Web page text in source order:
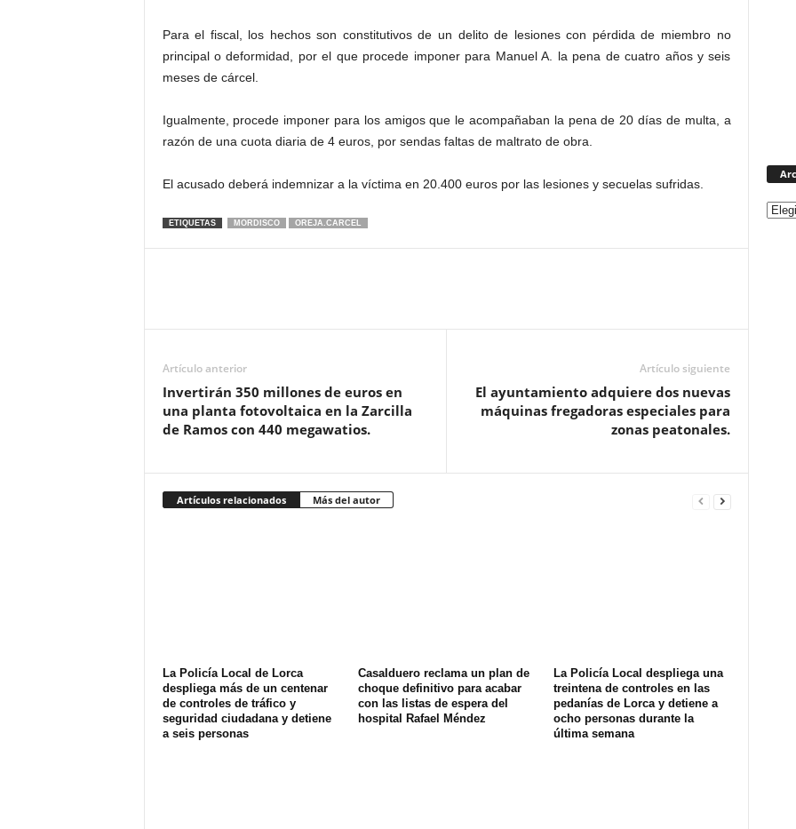
Para el fiscal, los hechos son constitutivos de un delito de lesiones con pérdida de miembro no
principal o deformidad, por el que procede imponer para Manuel A. la pena de cuatro años y seis
meses de cárcel.
Igualmente, procede imponer para los amigos que le acompañaban la pena de 20 días de multa, a
razón de una cuota diaria de 4 euros, por sendas faltas de maltrato de obra.
El acusado deberá indemnizar a la víctima en 20.400 euros por las lesiones y secuelas sufridas.
ETIQUETAS MORDISCO OREJA.CARCEL
Artículo anterior
Invertirán 350 millones de euros en
una planta fotovoltaica en la Zarcilla
de Ramos con 440 megawatios.
Artículo siguiente
El ayuntamiento adquiere dos nuevas
máquinas fregadoras especiales para
zonas peatonales.
Artículos relacionados Más del autor
La Policía Local de Lorca
despliega más de un centenar
de controles de tráfico y
seguridad ciudadana y detiene
a seis personas
Casalduero reclama un plan de
choque definitivo para acabar
con las listas de espera del
hospital Rafael Méndez
La Policía Local despliega una
treintena de controles en las
pedanías de Lorca y detiene a
ocho personas durante la
última semana